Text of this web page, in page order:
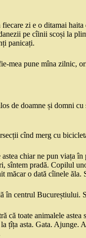
zi e o ditamai
pe cîinii scoși la
panicați.
mea pune mîna zilnic,
de doamne și domni
cînd merg cu
chiar ne pun viața
sîntem pradă. Copilul
măcar o dată cîinele
în centrul
că toate animalele
țîța asta. Gata.